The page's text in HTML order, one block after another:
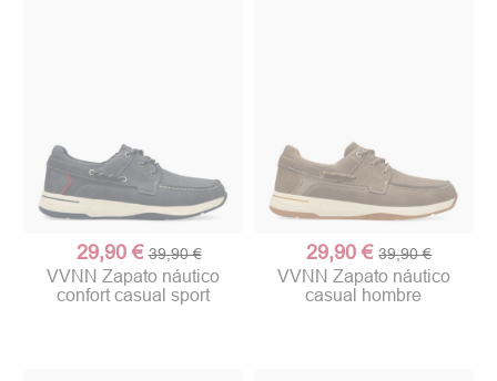
29,90 € 39,90 €
VVNN Zapato náutico
confort casual sport
29,90 € 39,90 €
VVNN Zapato náutico
casual hombre